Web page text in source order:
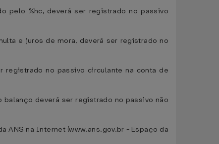
pelo %hc, deverá ser registrado no passivo
e juros de mora, deverá ser registrado no
registrado no passivo circulante na conta de
deverá ser registrado no passivo não
ANS na Internet (www.ans.gov.br - Espaço da